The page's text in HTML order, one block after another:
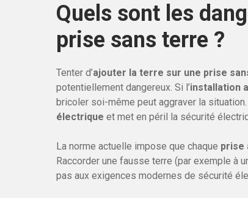
Quels sont les
prise sans terre ?
Tenter d’ajouter la terre sur une prise
potentiellement dangereux. Si l’installation
bricoler soi-même peut aggraver la
électrique et met en péril la sécurité
La norme actuelle impose que chaque prise
Raccorder une fausse terre (par exemple à
pas aux exigences modernes de sécurité